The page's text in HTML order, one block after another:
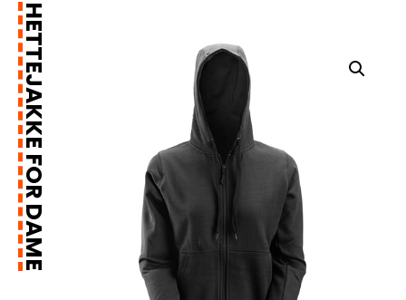
HETTEJAKKE FOR DAME